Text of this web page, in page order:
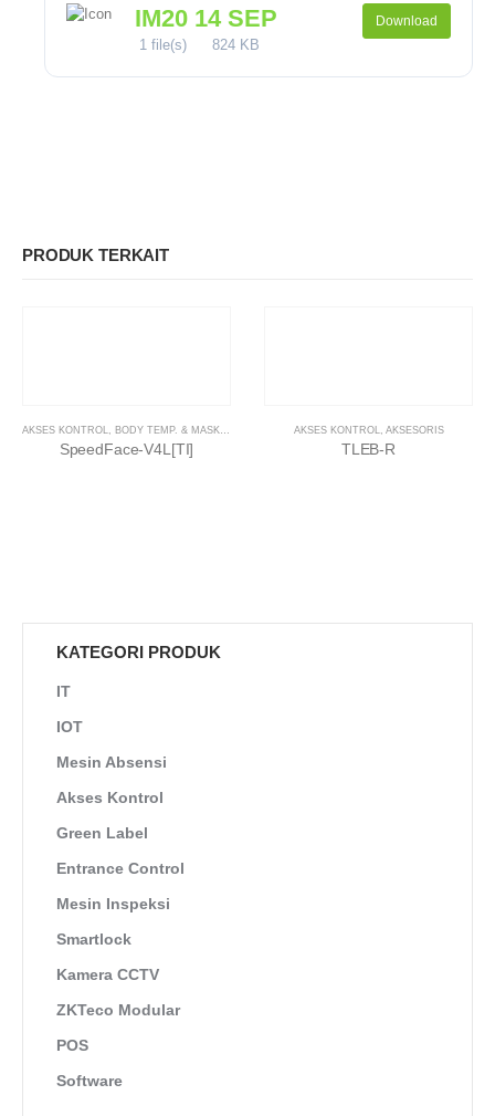
IM20 14 SEP
1 file(s) 824 KB
Download
PRODUK TERKAIT
AKSES KONTROL, BODY TEMP. & MASK DETECTION
SpeedFace-V4L[TI]
AKSES KONTROL, AKSESORIS
TLEB-R
KATEGORI PRODUK
IT
IOT
Mesin Absensi
Akses Kontrol
Green Label
Entrance Control
Mesin Inspeksi
Smartlock
Kamera CCTV
ZKTeco Modular
POS
Software